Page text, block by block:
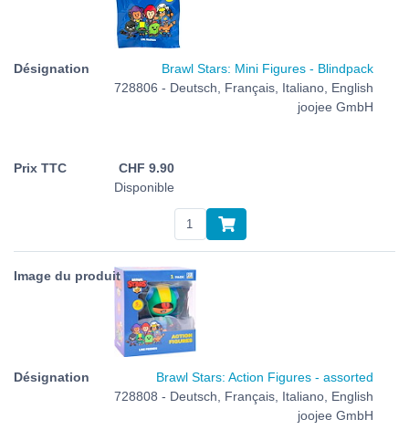
Brawl Stars: Mini Figures - Blindpack
728806 - Deutsch, Français, Italiano, English
joojee GmbH
CHF 9.90
Disponible
Brawl Stars: Action Figures - assorted
728808 - Deutsch, Français, Italiano, English
joojee GmbH